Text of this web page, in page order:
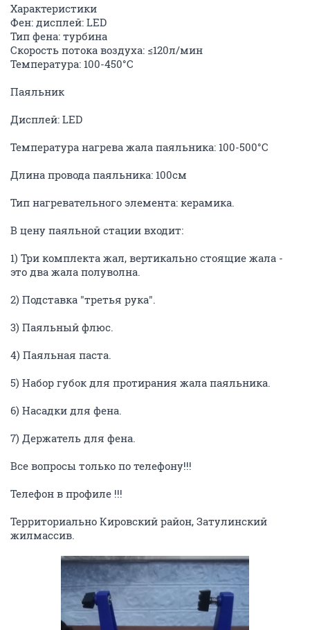
Характеристики
Фен: дисплей: LED
Тип фена: турбина
Скорость потока воздуха: ≤120л/мин
Температура: 100-450°С
Паяльник
Дисплей: LED
Температура нагрева жала паяльника: 100-500°С
Длина провода паяльника: 100см
Тип нагревательного элемента: керамика.
В цену паяльной стации входит:
1) Три комплекта жал, вертикально стоящие жала -
это два жала полуволна.
2) Подставка "третья рука".
3) Паяльный флюс.
4) Паяльная паста.
5) Набор губок для протирания жала паяльника.
6) Насадки для фена.
7) Держатель для фена.
Все вопросы только по телефону!!!
Телефон в профиле !!!
Территориально Кировский район, Затулинский
жилмассив.